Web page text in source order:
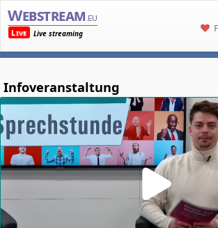
Webstream .eu
Live
Live streaming
Infoveranstaltung